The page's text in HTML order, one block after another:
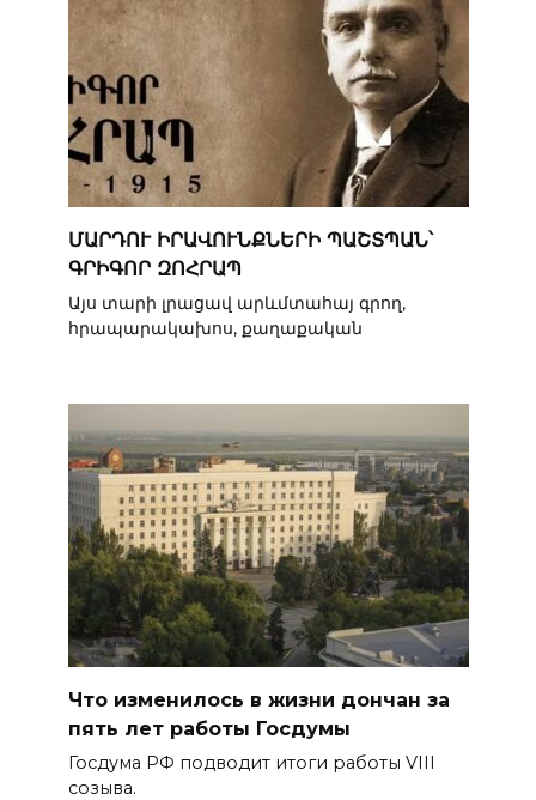
ՄԱՐԴՈՒ ԻՐԱՎՈՒՆՔՆԵՐԻ ՊԱՇՏՊԱՆ՝
ԳՐԻԳՈՐ ԶՈՀՐԱՊ
Այս տարի լրացավ արևմտահայ գրող,
հրապարակախոս, քաղաքական
Что изменилось в жизни дончан за
пять лет работы Госдумы
Госдума РФ подводит итоги работы VIII
созыва.